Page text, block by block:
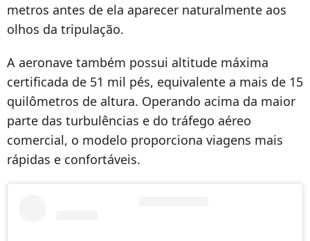
metros antes de ela aparecer naturalmente aos
olhos da tripulação.
A aeronave também possui altitude máxima
certificada de 51 mil pés, equivalente a mais de 15
quilômetros de altura. Operando acima da maior
parte das turbulências e do tráfego aéreo
comercial, o modelo proporciona viagens mais
rápidas e confortáveis.